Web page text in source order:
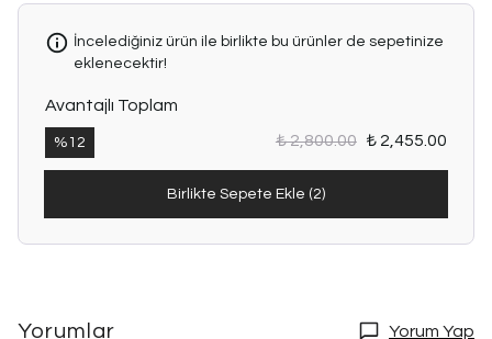
İncelediğiniz ürün ile birlikte bu ürünler de sepetinize
eklenecektir!
Avantajlı Toplam
% 12 ₺ 2,800.00 ₺ 2,455.00
Birlikte Sepete Ekle (2)
Yorumlar Yorum Yap